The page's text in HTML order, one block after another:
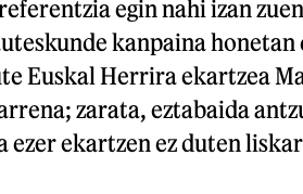
egin nahi izan
kanpaina
Euskal Herrira ekartzea
zarata, eztabaida
ezer ekartzen ez duten